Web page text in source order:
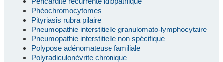
Phéochromocytomes
Pityriasis rubra pilaire
Pneumopathie interstitielle granulomato-lymphocytaire
Pneumopathie interstitielle non spécifique
Polypose adénomateuse familiale
Polyradiculonévrite chronique